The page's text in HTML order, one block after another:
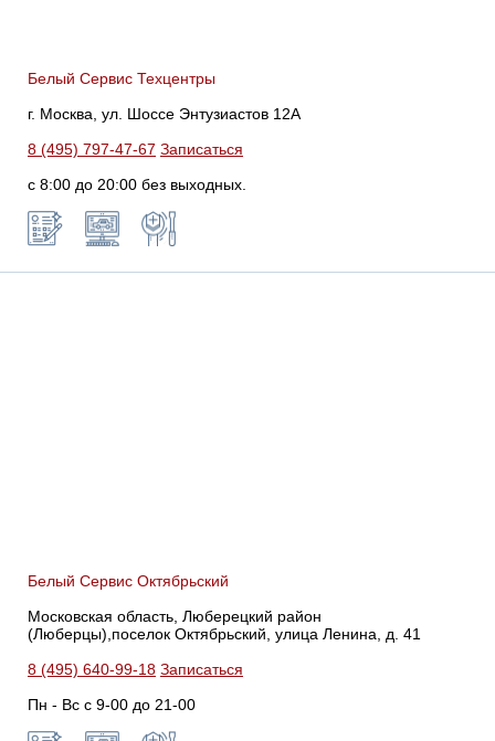
Белый Сервис Техцентры
г. Москва, ул. Шоссе Энтузиастов 12А
8 (495) 797-47-67 Записаться
с 8:00 до 20:00 без выходных.
Белый Сервис Октябрьский
Московская область, Люберецкий район
(Люберцы),поселок Октябрьский, улица Ленина, д. 41
8 (495) 640-99-18 Записаться
Пн - Вс с 9-00 до 21-00